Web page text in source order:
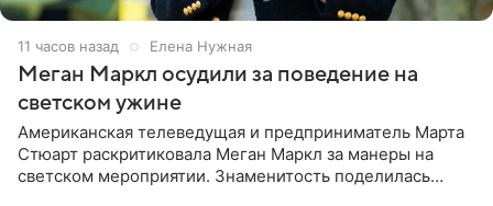
11 часов назад Елена Нужная
Меган Маркл осудили за поведение на
светском ужине
Американская телеведущая и предприниматель Марта
Стюарт раскритиковала Меган Маркл за манеры на
светском мероприятии. Знаменитость поделилась